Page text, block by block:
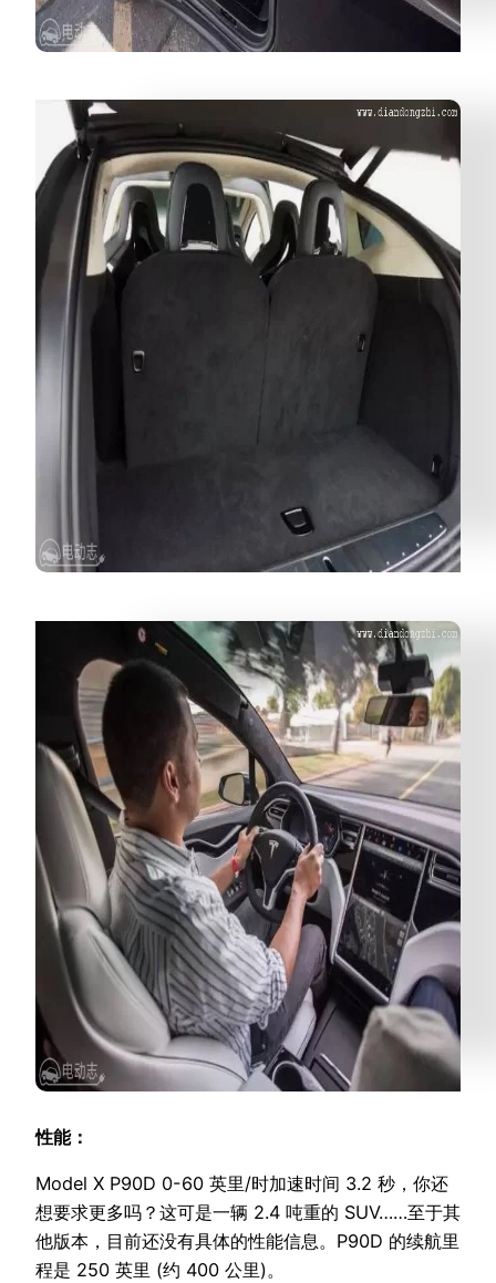
性能：
Model X P90D 0-60 英里/时加速时间 3.2 秒，你还
想要求更多吗？这可是一辆 2.4 吨重的 SUV……至于其
他版本，目前还没有具体的性能信息。P90D 的续航里
程是 250 英里 (约 400 公里)。